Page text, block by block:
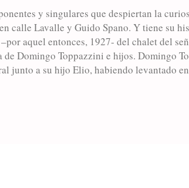
y singulares que despiertan la
calle Lavalle y Guido Spano. Y tiene su
aquel entonces, 1927- del chalet del
Domingo Toppazzini e hijos. Domingo
junto a su hijo Elio, habiendo levantado
La empresa constructora de